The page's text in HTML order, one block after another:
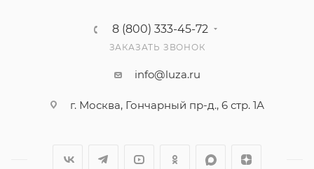
8 (800) 333-45-72
ЗАКАЗАТЬ ЗВОНОК
info@luza.ru
г. Москва, Гончарный пр-д., 6 стр. 1А